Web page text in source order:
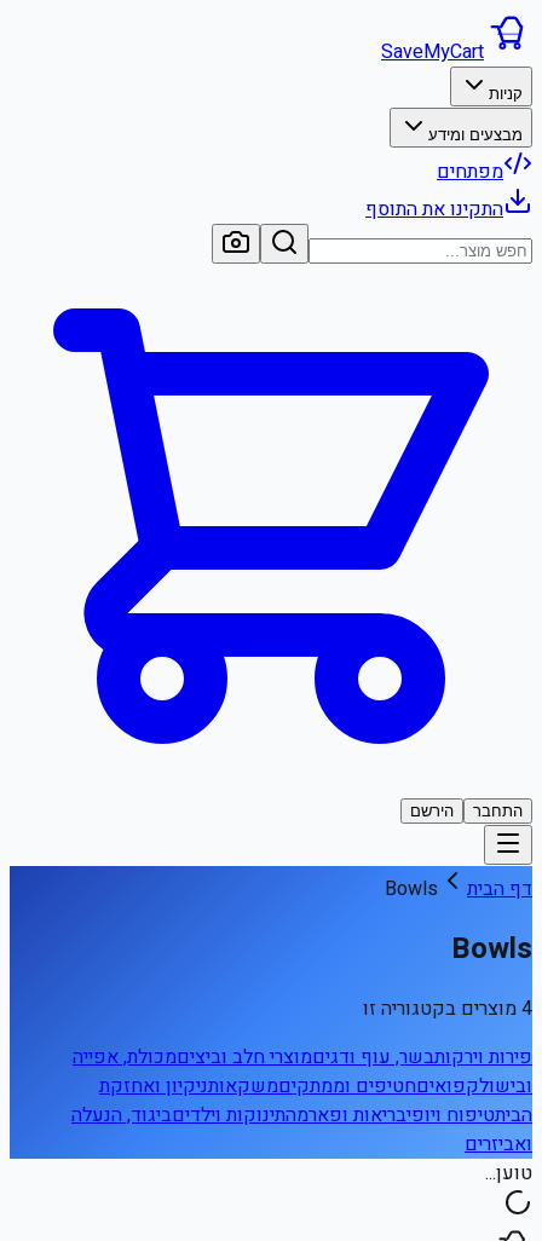
SaveMyCart
קניות
מבצעים ומידע
מפתחים
התקינו את התוסף
התחבר הירשם
דף הבית Bowls
Bowls
4 מוצרים בקטגוריה זו
פירות וירקותבשר, עוף ודגיםמוצרי חלב וביציםמכולת, אפייה
ובישולקפואיםחטיפים וממתקיםמשקאותניקיון ואחזקת
הביתטיפוח ויופיבריאות ופארמהתינוקות וילדיםביגוד, הנעלה
ואביזרים
טוען...